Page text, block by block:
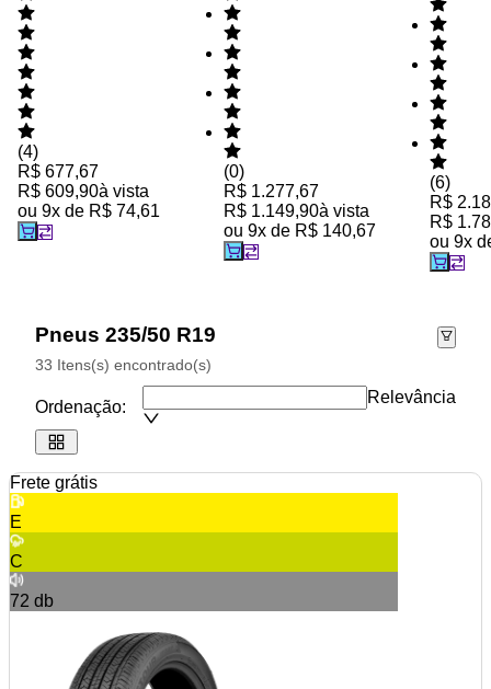
(4)
R$ 677,67
R$ 609,90à vista
ou 9x de R$ 74,61
(0)
R$ 1.277,67
R$ 1.149,90à vista
ou 9x de R$ 140,67
(6)
R$
R$
ou 9x
Pneus 235/50 R19
33 Itens(s) encontrado(s)
Ordenação:
Relevância
Frete grátis
E
C
72 db